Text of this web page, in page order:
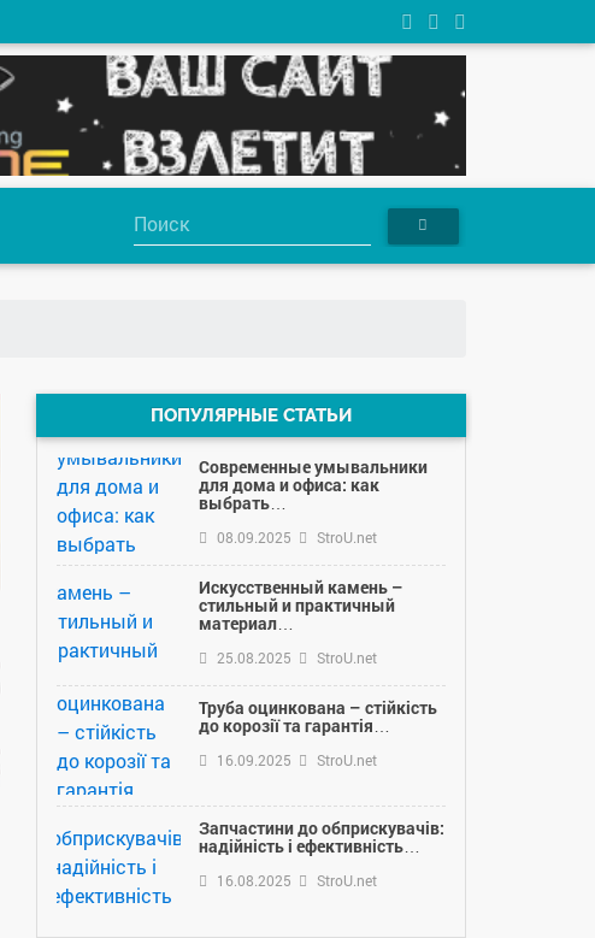
ПОПУЛЯРНЫЕ СТАТЬИ
Современные умывальники
для дома и офиса: как
выбрать…
08.09.2025 StroU.net
Искусственный камень –
стильный и практичный
материал…
25.08.2025 StroU.net
Труба оцинкована – стійкість
до корозії та гарантія…
16.09.2025 StroU.net
Запчастини до обприскувачів:
надійність і ефективність…
16.08.2025 StroU.net